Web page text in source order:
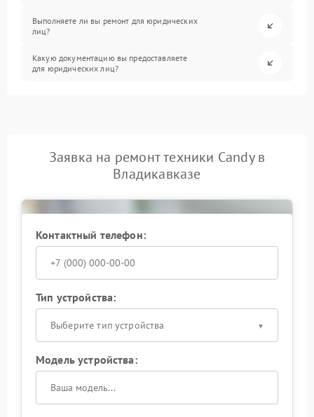
Выполняете ли вы ремонт для юридических
лиц?
Какую документацию вы предоставляете
для юридических лиц?
Заявка на ремонт техники Candy в
Владикавказе
Контактный телефон:
Тип устройства:
Выберите тип устройства
Модель устройства: